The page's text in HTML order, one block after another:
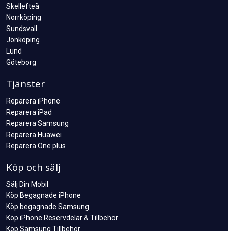
Skellefteå
Norrköping
Sundsvall
Jönköping
Lund
Göteborg
Tjänster
Reparera iPhone
Reparera iPad
Reparera Samsung
Reparera Huawei
Reparera One plus
Köp och sälj
Sälj Din Mobil
Köp Begagnade iPhone
Köp begagnade Samsung
Köp iPhone Reservdelar & Tillbehör
Köp Samsung Tillbehör